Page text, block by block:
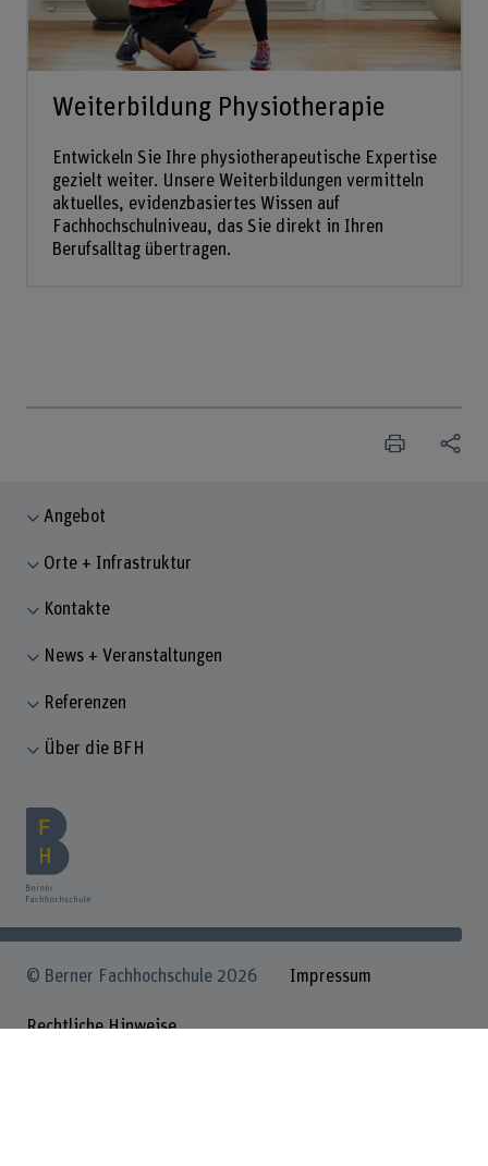
Weiterbildung Physiotherapie
Entwickeln Sie Ihre physiotherapeutische Expertise
gezielt weiter. Unsere Weiterbildungen vermitteln
aktuelles, evidenzbasiertes Wissen auf
Fachhochschulniveau, das Sie direkt in Ihren
Berufsalltag übertragen.
Angebot
Orte + Infrastruktur
Kontakte
News + Veranstaltungen
Referenzen
Über die BFH
© Berner Fachhochschule 2026 Impressum
Rechtliche Hinweise